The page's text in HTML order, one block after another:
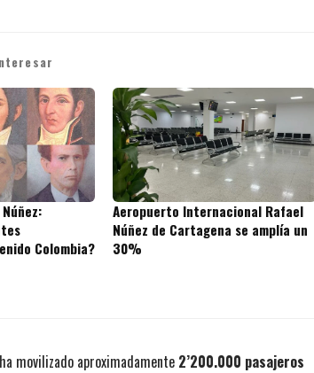
Colombia?
Aeropuerto Internacional Rafael
Núñez de Cartagena se amplía un
30%
movilizado aproximadamente 2’200.000 pasajeros